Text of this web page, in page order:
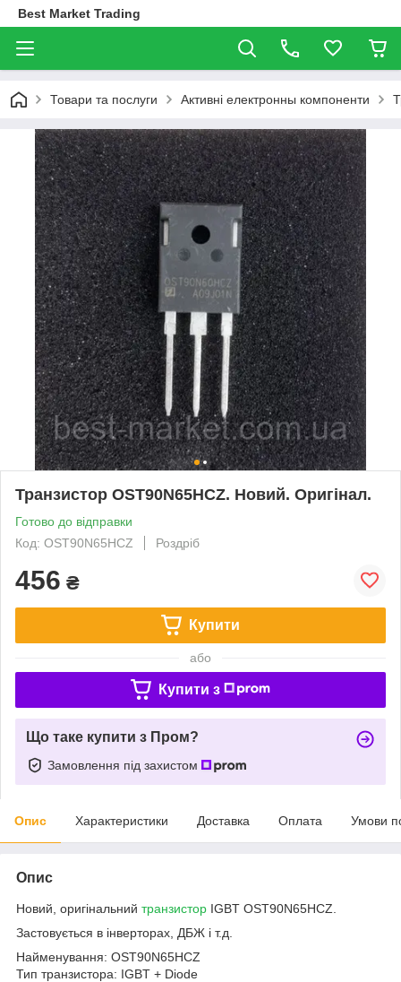
Best Market Trading
Товари та послуги Активні електронны компоненти
Транзистор OST90N65HCZ. Новий. Оригінал.
Готово до відправки
Код: OST90N65HCZ
Роздріб
456 ₴
Купити
або
Купити з
Що таке купити з Пром?
Замовлення під захистом
Опис Характеристики Доставка Оплата Умови
Опис
Новий, оригінальний транзистор IGBT OST90N65HCZ.
Застовується в інверторах, ДБЖ і т.д.
Найменування: OST90N65HCZ
Тип транзистора: IGBT + Diode